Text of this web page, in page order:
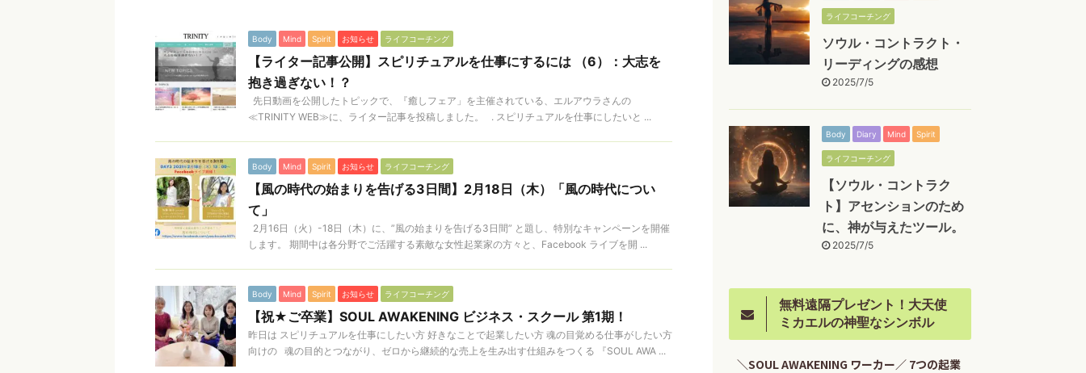
Body Mind Spirit お知らせ ライフコーチング
【ライター記事公開】スピリチュアルを仕事にするには （6）：大志を
抱き過ぎない！？
先日動画を公開したトピックで、『癒しフェア」を主催されている、エルアウラさんの
≪TRINITY WEB≫に、ライター記事を投稿しました。 . スピリチュアルを仕事にしたいと ...
Body Mind Spirit お知らせ ライフコーチング
【風の時代の始まりを告げる3日間】2月18日（木）「風の時代につい
て」
2月16日（火）-18日（木）に、”風の始まりを告げる3日間” と題し、特別なキャンペーンを開催
します。 期間中は各分野でご活躍する素敵な女性起業家の方々と、Facebook ライブを開 ...
Body Mind Spirit お知らせ ライフコーチング
【祝★ご卒業】SOUL AWAKENING ビジネス・スクール 第1期！
昨日は スピリチュアルを仕事にしたい方 好きなことで起業したい方 魂の目覚める仕事がしたい方
向けの 魂の目的とつながり、ゼロから継続的な売上を生み出す仕組みをつくる 『SOUL AWA ...
ライフコーチング
ソウル・コントラクト・
リーディングの感想
2025/7/5
Body Diary Mind Spirit
ライフコーチング
【ソウル・コントラク
ト】アセンションのため
に、神が与えたツール。
2025/7/5
無料遠隔プレゼント！大天使
ミカエルの神聖なシンボル
＼SOUL AWAKENING ワーカー／ 7つの起業